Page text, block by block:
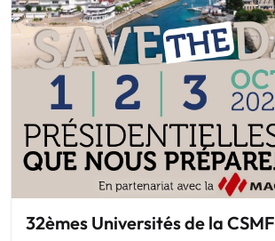
32èmes Universités de la CSMF